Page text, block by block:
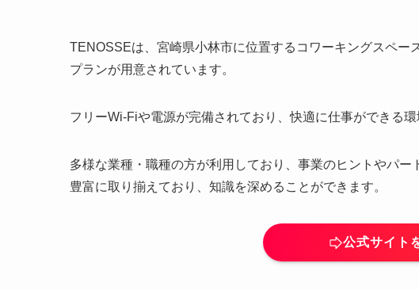
TENOSSEは、宮崎県小林市に位置するコワーキングスペ
プランが用意されています。
フリーWi-Fiや電源が完備されており、快適に仕事ができる環
多様な業種・職種の方が利用しており、事業のヒントやパ
豊富に取り揃えており、知識を深めることができます。
公式サイト